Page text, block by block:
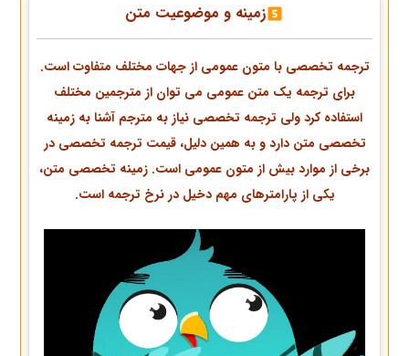
زمینه و موضوعیت متن
ترجمه تخصصی با متون عمومی از جهات مختلف متفاوت است.
برای ترجمه یک متن عمومی می توان از مترجمین مختلف
استفاده کرد ولی ترجمه تخصصی نیاز به مترجم آشنا به زمینه
تخصصی متن دارد و به همین دلیل، قیمت ترجمه تخصصی در
برخی از موارد بیش از متون عمومی است. زمینه تخصصی متن،
یکی از پارامترهای مهم دخیل در نرخ ترجمه است.